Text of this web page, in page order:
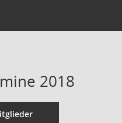
2018